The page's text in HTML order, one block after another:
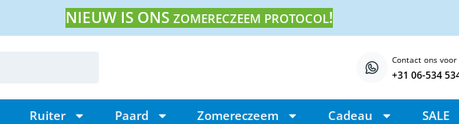
NIEUW IS ONS ZOMERECZEEM PROTOCOL!
Contact ons voor
+31 06-534
Ruiter Paard Zomereczeem Cadeau SALE